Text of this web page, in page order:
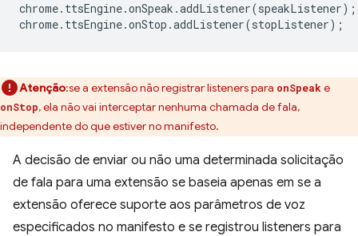
chrome. ttsEngine.onSpeak .addListener(speakListener);
chrome. ttsEngine.onStop .addListener(stopListener);
Atenção:se a extensão não registrar listeners para onSpeak e
onStop, ela não vai interceptar nenhuma chamada de fala,
independente do que estiver no manifesto.
A decisão de enviar ou não uma determinada solicitação
de fala para uma extensão se baseia apenas em se a
extensão oferece suporte aos parâmetros de voz
especificados no manifesto e se registrou listeners para